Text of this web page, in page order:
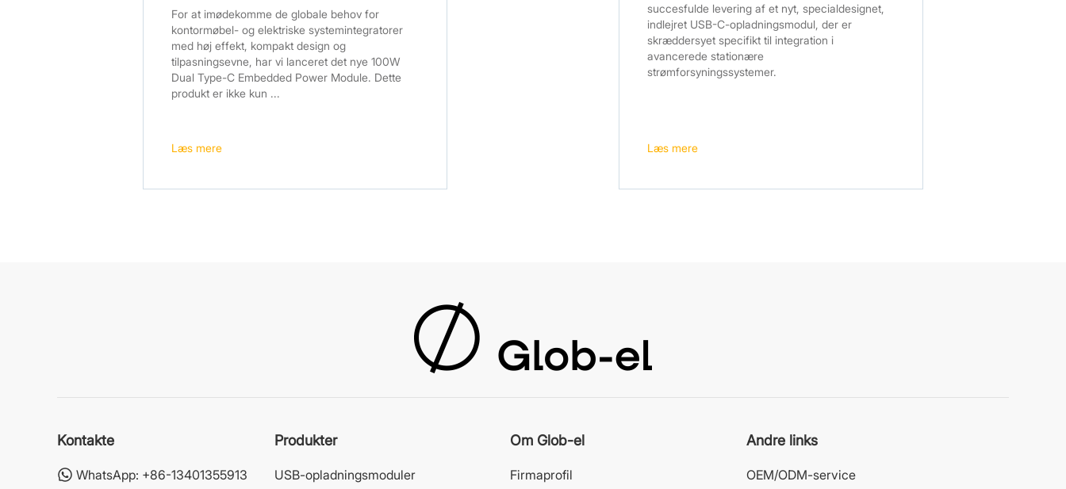
For at imødekomme de globale behov for
kontormøbel- og elektriske systemintegratorer
med høj effekt, kompakt design og
tilpasningsevne, har vi lanceret det nye 100W
Dual Type-C Embedded Power Module. Dette
produkt er ikke kun ...
Læs mere
succesfulde levering af et nyt, specialdesignet,
indlejret USB-C-opladningsmodul, der er
skræddersyet specifikt til integration i
avancerede stationære
strømforsyningssystemer.
Læs mere
Kontakte
WhatsApp: +86-13401355913
Produkter
USB-opladningsmoduler
Om Glob-el
Firmaprofil
Andre links
OEM/ODM-service